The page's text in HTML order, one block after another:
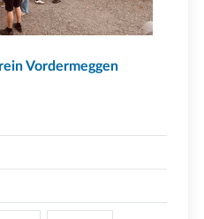
Vordermeggen